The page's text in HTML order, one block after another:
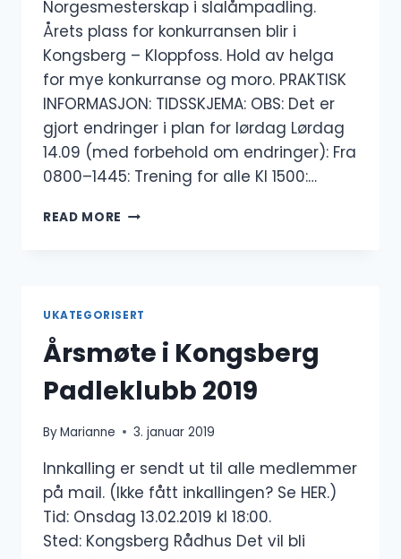
Norgesmesterskap i slalåmpadling.
Årets plass for konkurransen blir i
Kongsberg – Kloppfoss. Hold av helga
for mye konkurranse og moro. PRAKTISK
INFORMASJON: TIDSSKJEMA: OBS: Det er
gjort endringer i plan for lørdag Lørdag
14.09 (med forbehold om endringer): Fra
0800–1445: Trening for alle Kl 1500:…
READ MORE NORGESMESTERSKAP
UKATEGORISERT
Årsmøte i Kongsberg
Padleklubb 2019
ByMarianne 3. januar 2019
Innkalling er sendt ut til alle medlemmer
på mail. (Ikke fått inkallingen? Se HER.)
Tid: Onsdag 13.02.2019 kl 18:00.
Sted: Kongsberg Rådhus Det vil bli